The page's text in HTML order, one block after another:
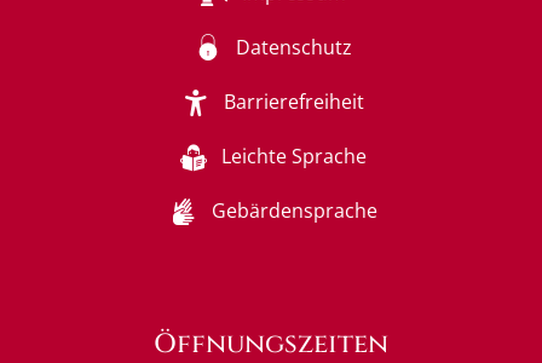
Datenschutz
Barrierefreiheit
Leichte Sprache
Gebärdensprache
Öffnungszeiten